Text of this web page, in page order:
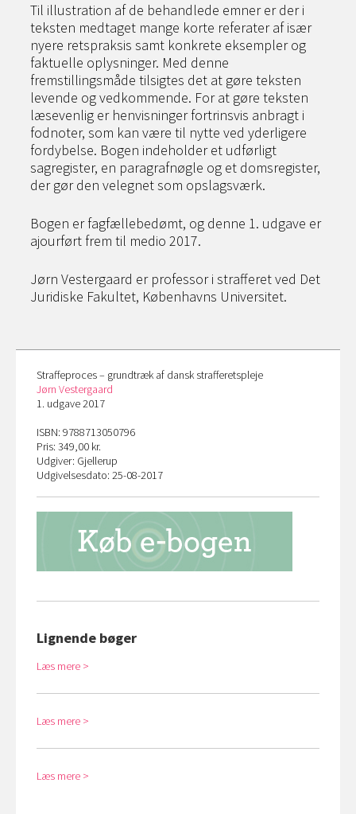
Til illustration af de behandlede emner er der i
teksten medtaget mange korte referater af især
nyere retspraksis samt konkrete eksempler og
faktuelle oplysninger. Med denne
fremstillingsmåde tilsigtes det at gøre teksten
levende og vedkommende. For at gøre teksten
læsevenlig er henvisninger fortrinsvis anbragt i
fodnoter, som kan være til nytte ved yderligere
fordybelse. Bogen indeholder et udførligt
sagregister, en paragrafnøgle og et domsregister,
der gør den velegnet som opslagsværk.
Bogen er fagfællebedømt, og denne 1. udgave er
ajourført frem til medio 2017.
Jørn Vestergaard er professor i strafferet ved Det
Juridiske Fakultet, Københavns Universitet.
Straffeproces – grundtræk af dansk strafferetspleje
Jørn Vestergaard
1. udgave 2017
ISBN: 9788713050796
Pris: 349,00 kr.
Udgiver: Gjellerup
Udgivelsesdato: 25-08-2017
Lignende bøger
Læs mere
Læs mere
Læs mere